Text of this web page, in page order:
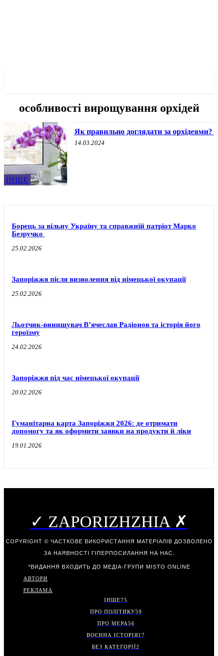
особливості вирощування орхідей
ІНШЕ
Як правильно доглядати за орхідеями?
14.03.2024
Борець за вільну Україну та справжній патріот Марко
Безручко
25.02.2026
Запоріжжя після визволення від німецької окупації
25.02.2026
Льотчик-винищувач В’ячеслав Радіонов та історія його
героїзму
24.02.2026
Запоріжжя під час німецької окупації
20.02.2026
Гуманітарна карта Запоріжжя 2026: де отримати
допомогу та як оформити заявки на продукти й ліки
19.01.2026
✓ ZAPORIZHZHIA ✗
COPYRIGHT © ЧАСТКОВЕ ВИКОРИСТАННЯ МАТЕРІАЛІВ ДОЗВОЛЕНО
ЗА НАЯВНОСТІ ГІПЕРПОСИЛАННЯ НА НАС.
*ВИДАННЯ ВХОДИТЬ ДО МЕДІА-ГРУПИ MISTO ONLINE
АВТОРИ
РЕКЛАМА
ІНШЕ75
ПРО ПОЛІТИКУ59
ПРО МЕРА56
ВОЄННА ІСТОРІЯ17
БЕЗ КАТЕГОРІЇ2